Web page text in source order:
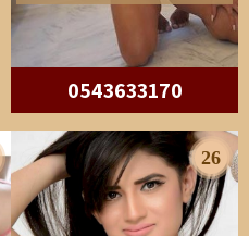
0543633170
26